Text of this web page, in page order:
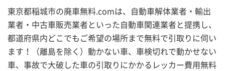
東京都稲城市の廃車無料.comは、自動車解体業者・輸出
業者・中古車販売業者といった自動車関連業者と提携し、
都道府県内どこでもご希望の場所まで無料で引取りに伺い
ます！（離島を除く）動かない車、車検切れで動かせない
車、事故で大破した車の引取りにかかるレッカー費用無料